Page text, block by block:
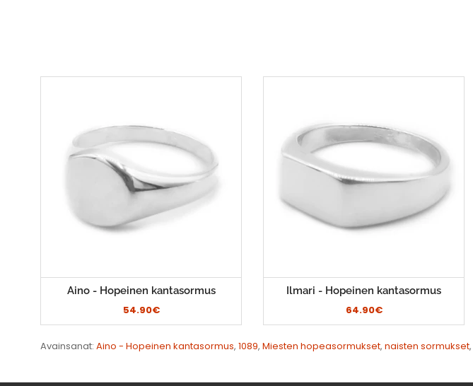
Aino - Hopeinen kantasormus
54.90€
Ilmari - Hopeinen kantasormus
64.90€
Avainsanat: Aino - Hopeinen kantasormus, 1089, Miesten hopeasormukset, naisten sormukset,